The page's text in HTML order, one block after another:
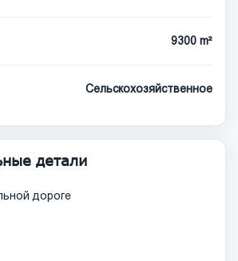
9300 m²
Сельскохозяйственное
детали
дороге